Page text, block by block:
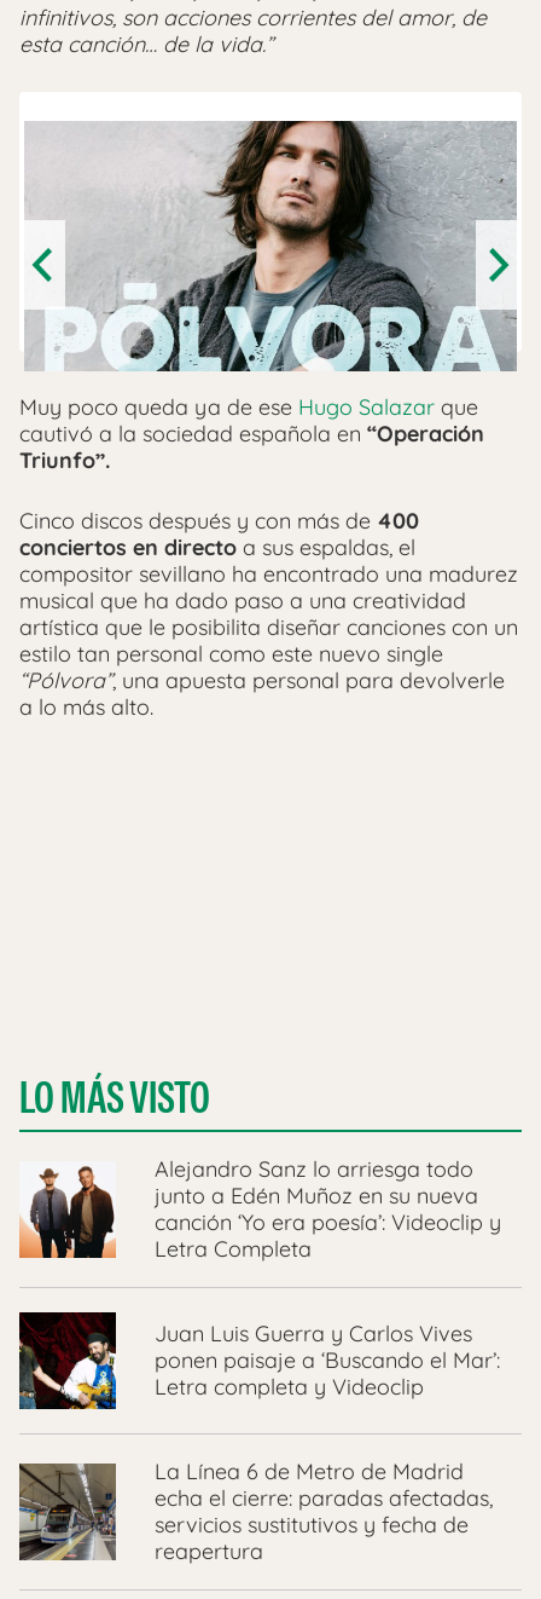
infinitivos, son acciones corrientes del amor, de
esta canción… de la vida.”
Muy poco queda ya de ese Hugo Salazar que
cautivó a la sociedad española en “Operación
Triunfo”.
Cinco discos después y con más de 400
conciertos en directo a sus espaldas, el
compositor sevillano ha encontrado una madurez
musical que ha dado paso a una creatividad
artística que le posibilita diseñar canciones con un
estilo tan personal como este nuevo single
“Pólvora”, una apuesta personal para devolverle
a lo más alto.
LO MÁS VISTO
Alejandro Sanz lo arriesga todo
junto a Edén Muñoz en su nueva
canción ‘Yo era poesía’: Videoclip y
Letra Completa
Juan Luis Guerra y Carlos Vives
ponen paisaje a ‘Buscando el Mar’:
Letra completa y Videoclip
La Línea 6 de Metro de Madrid
echa el cierre: paradas afectadas,
servicios sustitutivos y fecha de
reapertura